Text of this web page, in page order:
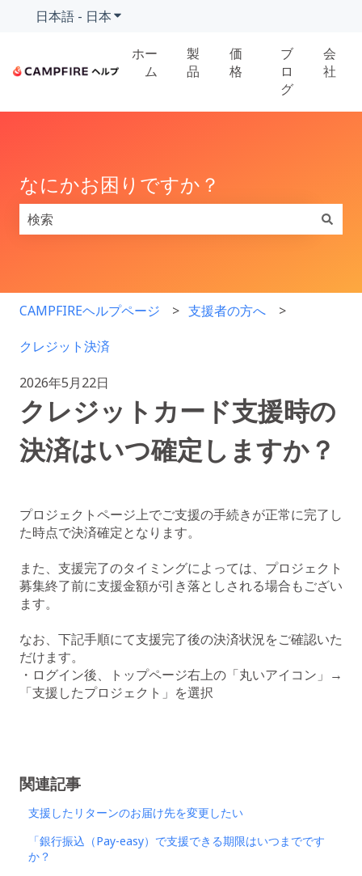
日本語 - 日本翻訳のサブメニューを表示
ホー
ム
製
品
価
格
ブ
ロ
グ
会
社
なにかお困りですか？
CAMPFIREヘルプページ 支援者の方へ
クレジット決済
2026年5月22日
クレジットカード支援時の
決済はいつ確定しますか？
プロジェクトページ上でご支援の手続きが正常に完了し
た時点で決済確定となります。
また、支援完了のタイミングによっては、プロジェクト
募集終了前に支援金額が引き落としされる場合もござい
ます。
なお、下記手順にて支援完了後の決済状況をご確認いた
だけます。
・ログイン後、トップページ右上の「丸いアイコン」→
「支援したプロジェクト」を選択
関連記事
支援したリターンのお届け先を変更したい
「銀行振込（Pay-easy）で支援できる期限はいつまでです
か？